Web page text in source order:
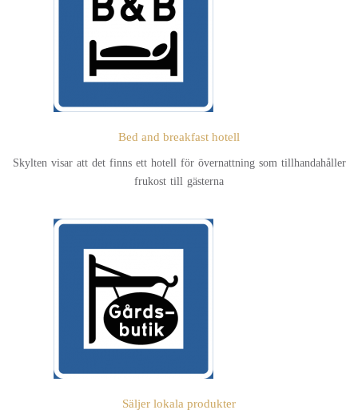
Bed and breakfast hotell
Skylten visar att det finns ett hotell för övernattning som tillhandahåller
frukost till gästerna
Säljer lokala produkter